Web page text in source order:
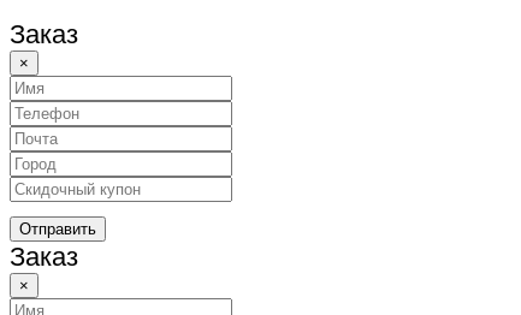
Заказ
×
Отправить
Заказ
×